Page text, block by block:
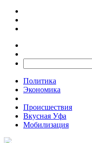
Политика
Экономика
Происшествия
Вкусная Уфа
Мобилизация